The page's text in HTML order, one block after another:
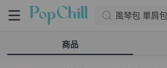
風琴包 單肩包
商品